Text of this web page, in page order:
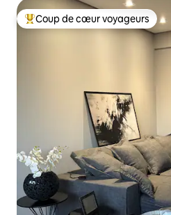
Coup de cœur voyageurs parmi
Coup de cœur voyageurs